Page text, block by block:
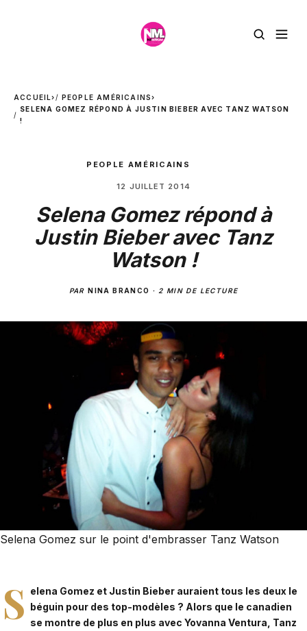
ACCUEIL› PEOPLE AMÉRICAINS›
SELENA GOMEZ RÉPOND À JUSTIN BIEBER AVEC TANZ WATSON
!
PEOPLE AMÉRICAINS
12 JUILLET 2014
Selena Gomez répond à
Justin Bieber avec Tanz
Watson !
PARNINA BRANCO · 2 MIN DE LECTURE
Selena Gomez sur le point d'embrasser Tanz Watson
S elena Gomez et Justin Bieber auraient tous les deux le
béguin pour des top-modèles ? Alors que le canadien
se montre de plus en plus avec Yovanna Ventura, Tanz